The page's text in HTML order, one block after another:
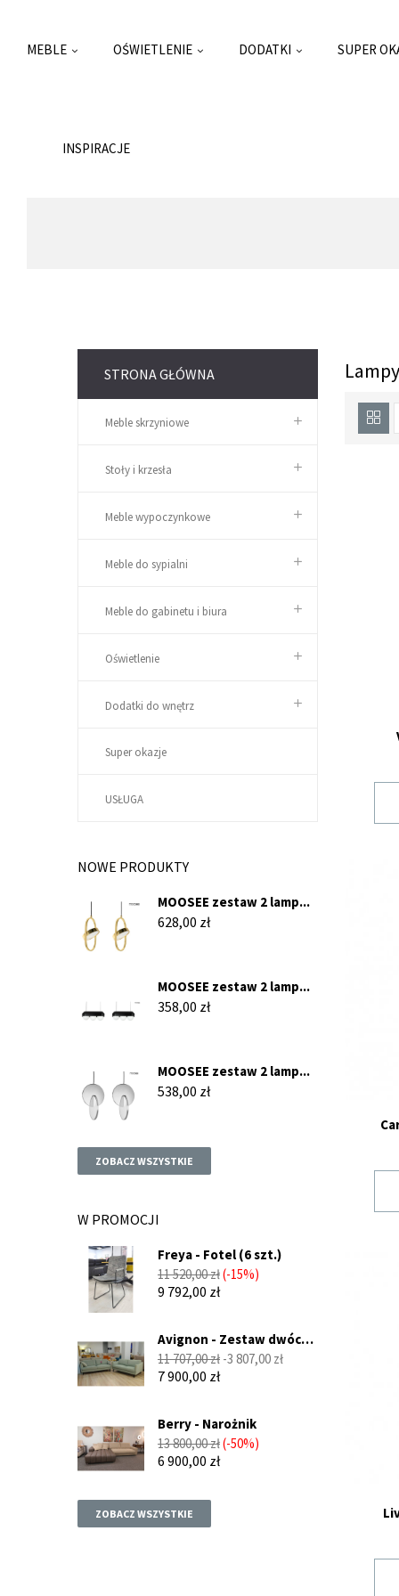
MEBLE OŚWIETLENIE DODATKI SUPER
INSPIRACJE
STRONA GŁÓWNA
Meble skrzyniowe
Stoły i krzesła
Meble wypoczynkowe
Meble do sypialni
Meble do gabinetu i biura
Oświetlenie
Dodatki do wnętrz
Super okazje
USŁUGA
NOWE PRODUKTY
MOOSEE zestaw 2 lamp...
Cena
628,00 zł
MOOSEE zestaw 2 lamp...
Cena
358,00 zł
MOOSEE zestaw 2 lamp...
Cena
538,00 zł
ZOBACZ WSZYSTKIE
W PROMOCJI
Freya - Fotel (6 szt.)
Cena
podstawowa
11 520,00 zł -15%
9 792,00 zł
Avignon - Zestaw dwóch
sof...
Cena
podstawowa
11 707,00 zł -3 807,00 złCena
7 900,00 zł
Berry - Narożnik
Cena
podstawowa
13 800,00 zł -50%
6 900,00 zł
ZOBACZ WSZYSTKIE